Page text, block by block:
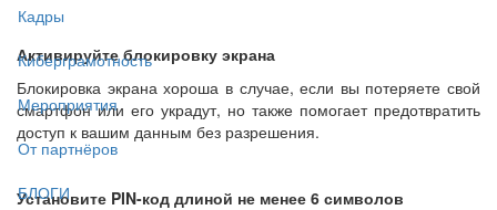
Кадры
Киберграмотность
Мероприятия
От партнёров
БЛОГИ
Активируйте блокировку экрана
Блокировка экрана хороша в случае, если вы потеряете свой
смартфон или его украдут, но также помогает предотвратить
доступ к вашим данным без разрешения.
Установите PIN-код длиной не менее 6 символов